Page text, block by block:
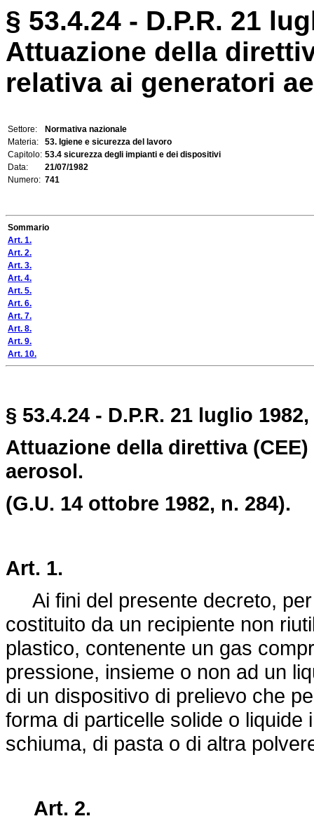
§ 53.4.24 - D.P.R. 21
Attuazione della
relativa ai generatori
Settore:
Normativa nazionale
Materia:
53. Igiene e sicurezza del lavoro
Capitolo: 53.4 sicurezza degli impianti e dei dispositivi
Data:
21/07/1982
Numero: 741
Sommario
Art. 1.
Art. 2.
Art. 3.
Art. 4.
Art. 5.
Art. 6.
Art. 7.
Art. 8.
Art. 9.
Art. 10.
§ 53.4.24 - D.P.R. 21 luglio
Attuazione della direttiva
aerosol.
(G.U. 14 ottobre 1982, n. 284).
Art. 1.
Ai fini del presente decreto,
costituito da un recipiente non
plastico, contenente un gas
pressione, insieme o non ad un
di un dispositivo di prelievo che
forma di particelle solide o
schiuma, di pasta o di altra
Art. 2.